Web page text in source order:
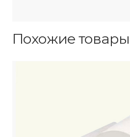
Похожие товары